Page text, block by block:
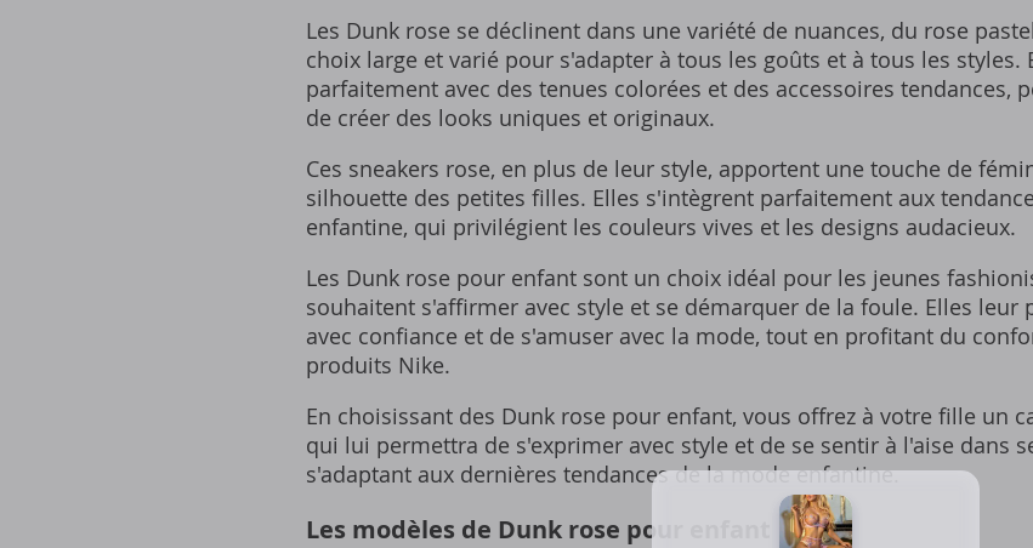
Les Dunk rose se déclinent dans une variété de nuances, du rose
choix large et varié pour s'adapter à tous les goûts et à tous les styles.
parfaitement avec des tenues colorées et des accessoires tendances,
de créer des looks uniques et originaux.
Ces sneakers rose, en plus de leur style, apportent une touche de
silhouette des petites filles. Elles s'intègrent parfaitement aux
enfantine, qui privilégient les couleurs vives et les designs audacieux.
Les Dunk rose pour enfant sont un choix idéal pour les jeunes
souhaitent s'affirmer avec style et se démarquer de la foule. Elles leur
avec confiance et de s'amuser avec la mode, tout en profitant du
produits Nike.
En choisissant des Dunk rose pour enfant, vous offrez à votre fille un
qui lui permettra de s'exprimer avec style et de se sentir à l'aise dans
s'adaptant aux dernières tendances de la mode enfantine.
Les modèles de Dunk rose pour enfant